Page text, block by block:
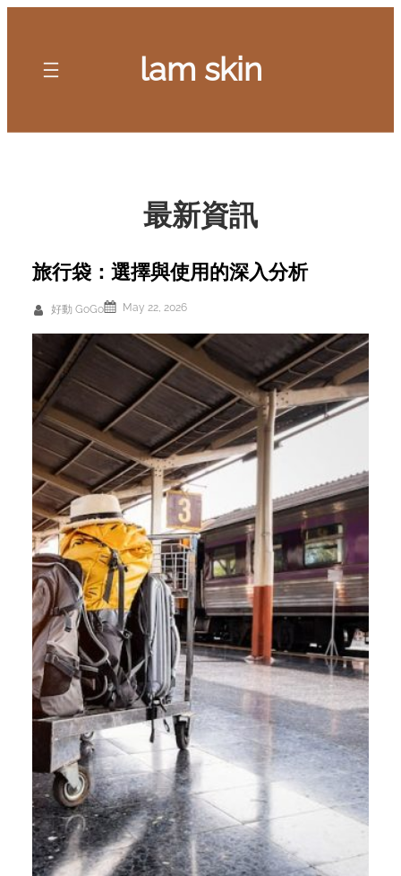
content
lam skin
最新資訊
旅行袋：選擇與使用的深入分析
好動 GoGo May 22, 2026